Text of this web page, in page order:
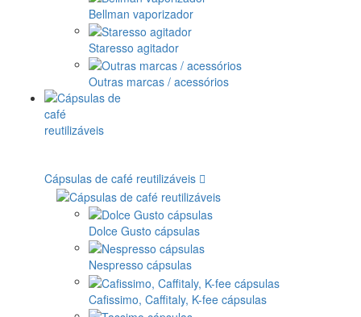
Bellman vaporizador
Staresso agitador
Outras marcas / acessórios
Cápsulas de café reutilizáveis
Dolce Gusto cápsulas
Nespresso cápsulas
Cafissimo, Caffitaly, K-fee cápsulas